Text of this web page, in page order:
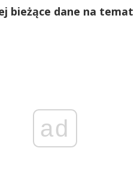
bieżące dane na
ad